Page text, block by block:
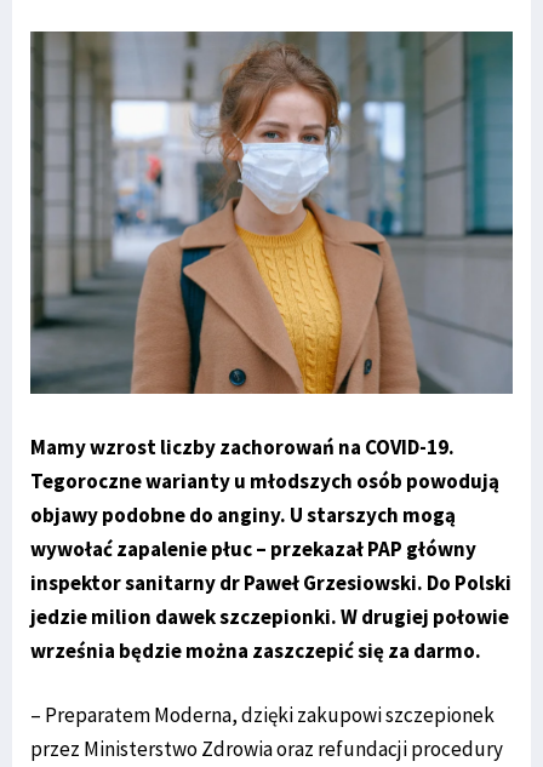
Mamy wzrost liczby zachorowań na COVID-19.
Tegoroczne warianty u młodszych osób powodują
objawy podobne do anginy. U starszych mogą
wywołać zapalenie płuc – przekazał PAP główny
inspektor sanitarny dr Paweł Grzesiowski. Do Polski
jedzie milion dawek szczepionki. W drugiej połowie
września będzie można zaszczepić się za darmo.
– Preparatem Moderna, dzięki zakupowi szczepionek
przez Ministerstwo Zdrowia oraz refundacji procedury